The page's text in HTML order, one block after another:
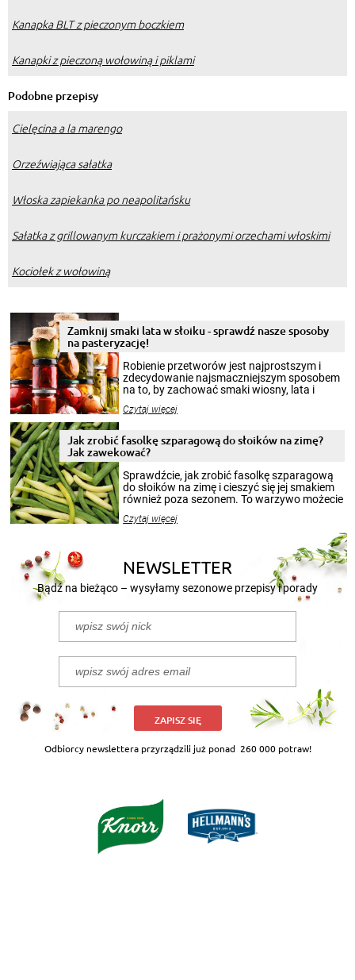
Kanapka BLT z pieczonym boczkiem
Kanapki z pieczoną wołowiną i piklami
Podobne przepisy
Cielęcina a la marengo
Orzeźwiająca sałatka
Włoska zapiekanka po neapolitańsku
Sałatka z grillowanym kurczakiem i prażonymi orzechami włoskimi
Kociołek z wołowiną
Zamknij smaki lata w słoiku - sprawdź nasze sposoby
na pasteryzację!
Robienie przetworów jest najprostszym i
zdecydowanie najsmaczniejszym sposobem
na to, by zachować smaki wiosny, lata i
krajobrazów, by cieszyć nimi oko w sezonie
pełni poczuć atmosferę cieplejszych
miesięcy. Przygotowanie słoików ze
smakowitą zawartością musi obejmować
patenty, które pozwolą zachować świeżość
przetworów.
Czytaj więcej
Jak zrobić fasolkę szparagową do słoików na zimę?
Jak zawekować?
Sprawdźcie, jak zrobić fasolkę szparagową
do słoików na zimę i cieszyć się jej smakiem
również poza sezonem. To warzywo możecie
nasze propozycje!
Czytaj więcej
NEWSLETTER
Bądź na bieżąco – wysyłamy sezonowe przepisy i porady
ZAPISZ SIĘ
Odbiorcy newslettera przyrządzili już ponad 260 000 potraw!